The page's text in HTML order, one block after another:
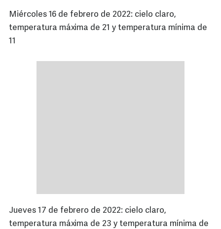
Miércoles 16 de febrero de 2022: cielo claro,
temperatura máxima de 21 y temperatura mínima de
11
Jueves 17 de febrero de 2022: cielo claro,
temperatura máxima de 23 y temperatura mínima de